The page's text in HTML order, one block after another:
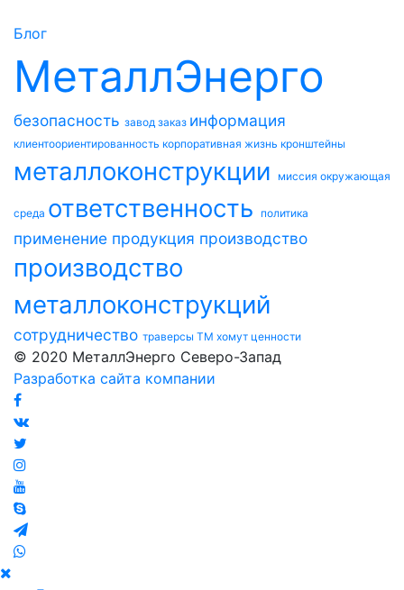
Блог
МеталлЭнерго
безопасность завод заказ информация
клиентоориентированность корпоративная жизнь кронштейны
металлоконструкции миссия окружающая
среда ответственность политика
применение продукция производство
производство
металлоконструкций
сотрудничество траверсы ТМ хомут ценности
© 2020 МеталлЭнерго Северо-Запад
Разработка сайта компании